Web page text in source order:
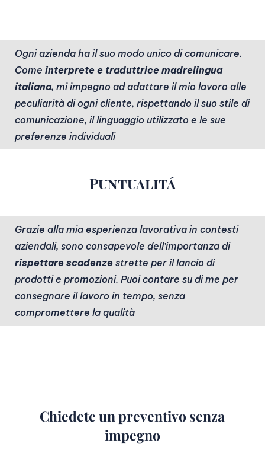
Ogni azienda ha il suo modo unico di comunicare.
Come interprete e traduttrice madrelingua
italiana, mi impegno ad adattare il mio lavoro alle
peculiarità di ogni cliente, rispettando il suo stile di
comunicazione, il linguaggio utilizzato e le sue
preferenze individuali
Puntualitá
Grazie alla mia esperienza lavorativa in contesti
aziendali, sono consapevole dell’importanza di
rispettare scadenze strette per il lancio di
prodotti e promozioni. Puoi contare su di me per
consegnare il lavoro in tempo, senza
compromettere la qualità
Chiedete un preventivo senza
impegno